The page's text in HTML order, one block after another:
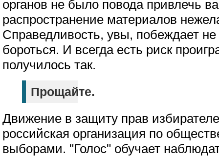
органов не было повода привлечь
распространение материалов
Справедливость, увы, побеждает
бороться. И всегда есть риск
получилось так.
Прощайте.
Движение в защиту прав
российская организация по
выборами. "Голос" обучает